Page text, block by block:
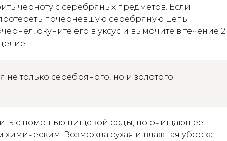
черноту с серебряных предметов. Если
почерневшую серебряную цепь
окуните его в уксус и вымочите в течение 2
не только серебряного, но и золотого
с помощью пищевой соды, но очищающее
химическим. Возможна сухая и влажная уборка: